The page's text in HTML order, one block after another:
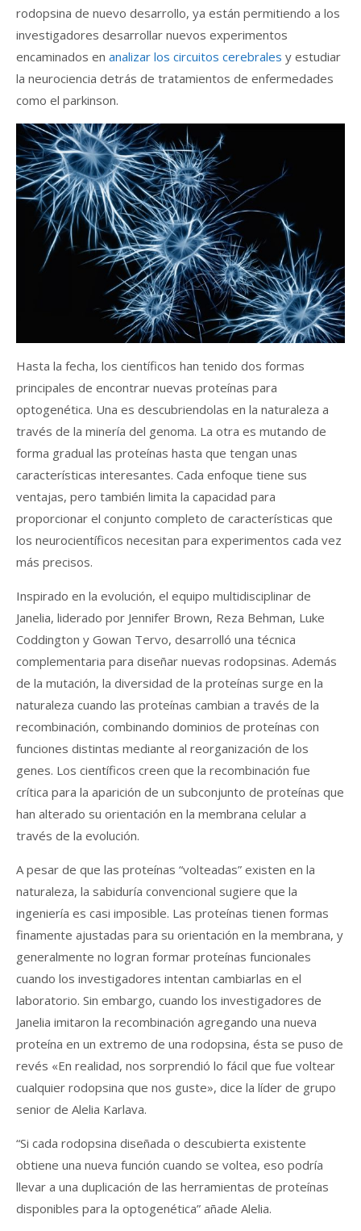
rodopsina de nuevo desarrollo, ya están permitiendo a los
investigadores desarrollar nuevos experimentos
encaminados en analizar los circuitos cerebrales y estudiar
la neurociencia detrás de tratamientos de enfermedades
como el parkinson.
Hasta la fecha, los científicos han tenido dos formas
principales de encontrar nuevas proteínas para
optogenética. Una es descubriendolas en la naturaleza a
través de la minería del genoma. La otra es mutando de
forma gradual las proteínas hasta que tengan unas
características interesantes. Cada enfoque tiene sus
ventajas, pero también limita la capacidad para
proporcionar el conjunto completo de características que
los neurocientíficos necesitan para experimentos cada vez
más precisos.
Inspirado en la evolución, el equipo multidisciplinar de
Janelia, liderado por Jennifer Brown, Reza Behman, Luke
Coddington y Gowan Tervo, desarrolló una técnica
complementaria para diseñar nuevas rodopsinas. Además
de la mutación, la diversidad de la proteínas surge en la
naturaleza cuando las proteínas cambian a través de la
recombinación, combinando dominios de proteínas con
funciones distintas mediante al reorganización de los
genes. Los científicos creen que la recombinación fue
crítica para la aparición de un subconjunto de proteínas que
han alterado su orientación en la membrana celular a
través de la evolución.
A pesar de que las proteínas “volteadas” existen en la
naturaleza, la sabiduría convencional sugiere que la
ingeniería es casi imposible. Las proteínas tienen formas
finamente ajustadas para su orientación en la membrana, y
generalmente no logran formar proteínas funcionales
cuando los investigadores intentan cambiarlas en el
laboratorio. Sin embargo, cuando los investigadores de
Janelia imitaron la recombinación agregando una nueva
proteína en un extremo de una rodopsina, ésta se puso de
revés «En realidad, nos sorprendió lo fácil que fue voltear
cualquier rodopsina que nos guste», dice la líder de grupo
senior de Alelia Karlava.
“Si cada rodopsina diseñada o descubierta existente
obtiene una nueva función cuando se voltea, eso podría
llevar a una duplicación de las herramientas de proteínas
disponibles para la optogenética” añade Alelia.